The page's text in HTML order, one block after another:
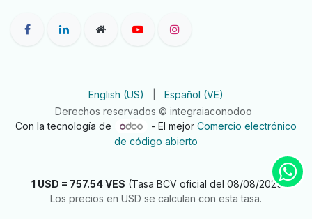
Derechos reservados © integraiaconodoo
English (US) Español (VE)
Con la tecnología de - El mejor Comercio electrónico
de código abierto
1 USD = 757.54 VES (Tasa BCV oficial del 08/08/2026)
Los precios en USD se calculan con esta tasa.